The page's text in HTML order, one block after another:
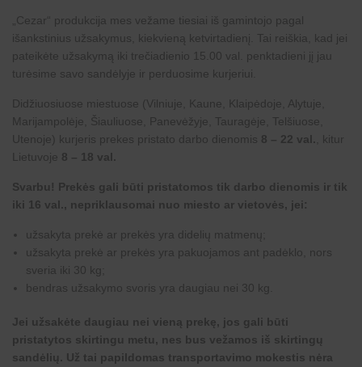
Cezar “ produkcija mes vežame tiesiai iš gamintojo pagal
išankstinius užsakymus, kiekvieną ketvirtadienį. Tai reiškia, kad jei
pateikėte užsakymą iki trečiadienio 15.00 val. penktadieni jį jau
turėsime savo sandėlyje ir perduosime kurjeriui.
Didžiuosiuose miestuose (Vilniuje, Kaune, Klaipėdoje, Alytuje,
Marijampolėje, Šiauliuose, Panevėžyje, Tauragėje, Telšiuose,
Utenoje) kurjeris prekes pristato darbo dienomis 8 – 22 val. , kitur
Lietuvoje 8 – 18 val.
Svarbu! Prekės gali būti pristatomos tik darbo dienomis ir tik
iki 16 val., nepriklausomai nuo miesto ar vietovės, jei:
užsakyta prekė ar prekės yra didelių matmenų;
užsakyta prekė ar prekės yra pakuojamos ant padėklo, nors
sveria iki 30 kg;
bendras užsakymo svoris yra daugiau nei 30 kg.
Jei užsakėte daugiau nei vieną prekę, jos gali būti
pristatytos skirtingu metu, nes bus vežamos iš skirtingų
sandėlių. Už tai papildomas transportavimo mokestis nėra